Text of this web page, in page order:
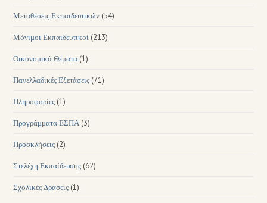
Μεταθέσεις Εκπαιδευτικών (54)
Μόνιμοι Εκπαιδευτικοί (213)
Οικονομικά Θέματα (1)
Πανελλαδικές Εξετάσεις (71)
Πληροφορίες (1)
Προγράμματα ΕΣΠΑ (3)
Προσκλήσεις (2)
Στελέχη Εκπαίδευσης (62)
Σχολικές Δράσεις (1)